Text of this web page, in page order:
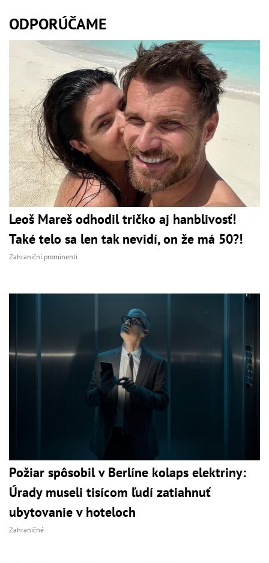
ODPORÚČAME
Leoš Mareš odhodil tričko aj hanblivosť!
Také telo sa len tak nevidí, on že má 50?!
Zahraniční prominenti
Požiar spôsobil v Berlíne kolaps elektriny:
Úrady museli tisícom ľudí zatiahnuť
ubytovanie v hoteloch
Zahraničné